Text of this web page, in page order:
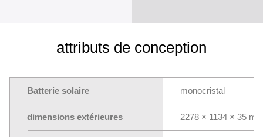
attributs de conception
Batterie solaire monocristal
dimensions extérieures 2278 × 1134 × 35